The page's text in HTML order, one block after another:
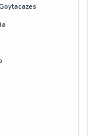
rolantes